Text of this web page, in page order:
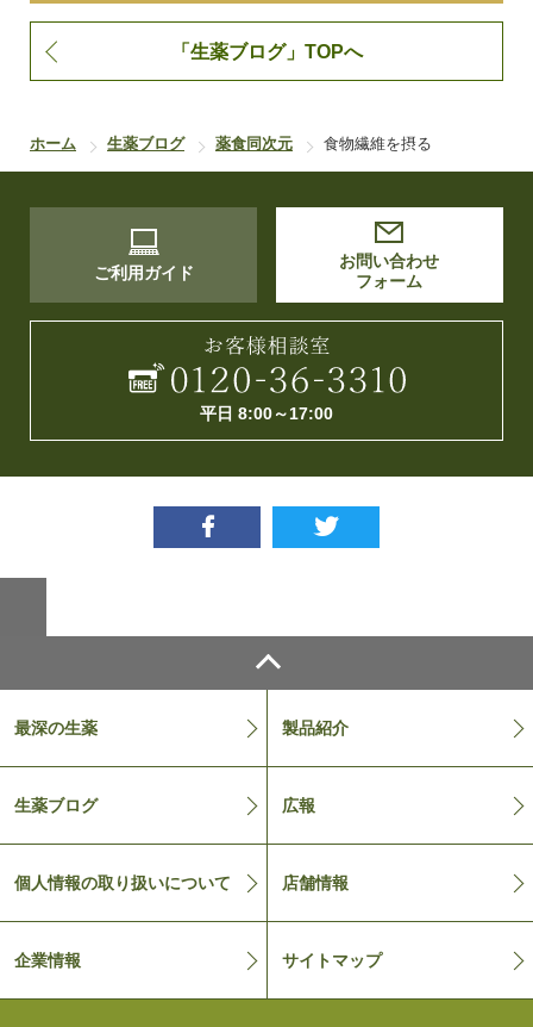
「生薬ブログ」TOPへ
ホーム 生薬ブログ 薬食同次元 食物繊維を摂る
ご利用ガイド
お問い合わせ
フォーム
平日 8:00～17:00
Facebook
最深の生薬 製品紹介
生薬ブログ 広報
個人情報の取り扱いについて 店舗情報
企業情報 サイトマップ